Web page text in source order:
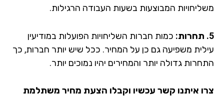
המבוצעות בשעות העבודה הרגילות.
כמות חברות השליחויות הפועלות במודיעין
משפיעה גם כן על המחיר. ככל שיש יותר חברות, כך
גדולה יותר והמחירים יהיו נמוכים יותר.
איתנו קשר עכשיו וקבלו הצעת מחיר משתלמת